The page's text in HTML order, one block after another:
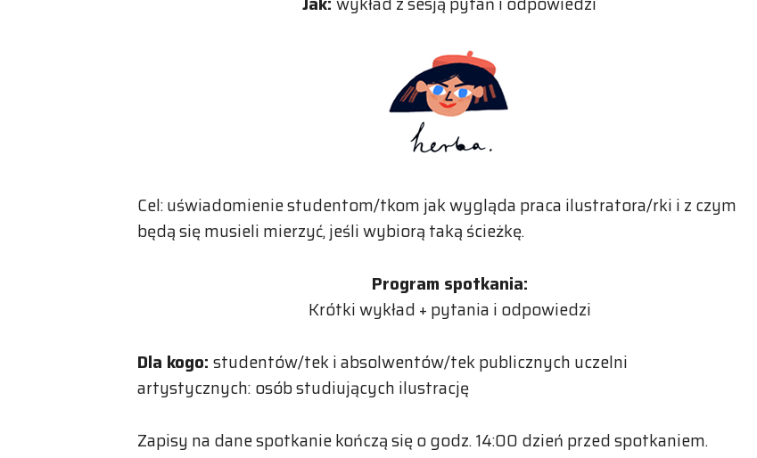
Cel: uświadomienie studentom/tkom jak wygląda praca ilustratora/rki i z czym
będą się musieli mierzyć, jeśli wybiorą taką ścieżkę.
Program spotkania:
Krótki wykład + pytania i odpowiedzi
Dla kogo: studentów/tek i absolwentów/tek publicznych uczelni
artystycznych: osób studiujących ilustrację
Zapisy na dane spotkanie kończą się o godz. 14:00 dzień przed spotkaniem.